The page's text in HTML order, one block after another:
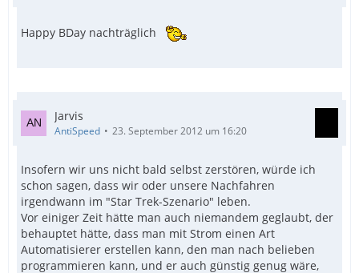
Happy BDay nachträglich
Jarvis
AntiSpeed 23. September 2012 um 16:20
Insofern wir uns nicht bald selbst zerstören, würde ich
schon sagen, dass wir oder unsere Nachfahren
irgendwann im "Star Trek-Szenario" leben.
Vor einiger Zeit hätte man auch niemandem geglaubt, der
behauptet hätte, dass man mit Strom einen Art
Automatisierer erstellen kann, den man nach belieben
programmieren kann, und er auch günstig genug wäre,